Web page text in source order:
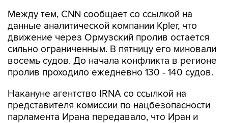
Между тем, CNN сообщает со ссылкой на
данные аналитической компании Kpler, что
движение через Ормузский пролив остается
сильно ограниченным. В пятницу его миновали
восемь судов. До начала конфликта в регионе
пролив проходило ежедневно 130 - 140 судов.
Накануне агентство IRNA со ссылкой на
представителя комиссии по нацбезопасности
парламента Ирана передавало, что Иран и